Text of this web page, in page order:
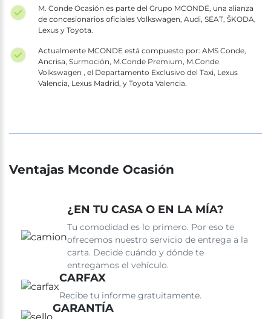
M. Conde Ocasión es parte del Grupo MCONDE, una alianza
de concesionarios oficiales Volkswagen, Audi, SEAT, ŠKODA,
Lexus y Toyota.
Actualmente MCONDE está compuesto por: AMS Conde,
Ancrisa, Surmoción, M.Conde Premium, M.Conde
Volkswagen , el Departamento Exclusivo del Taxi, Lexus
Valencia, Lexus Madrid, y Toyota Valencia.
Ventajas Mconde Ocasión
¿EN TU CASA O EN LA MÍA?
Tu comodidad es lo primero. Por eso te
ofrecemos nuestro servicio de entrega a la
carta. Decide cuándo y dónde te
entregamos el vehículo.
CARFAX
Recibe tu informe gratuitamente.
GARANTÍA